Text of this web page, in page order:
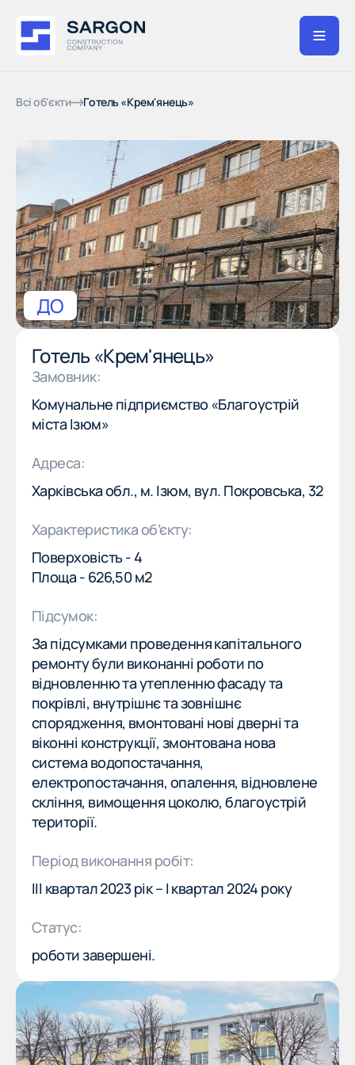
Всі об'єкти Готель «Крем'янець»
ДО
Готель «Крем'янець»
Замовник:
Комунальне підприємство «Благоустрій
міста Ізюм»
Адреса:
Харківська обл., м. Ізюм, вул. Покровська, 32
Характеристика об’єкту:
Поверховість - 4
Площа - 626,50 м2
Підсумок:
За підсумками проведення капітального
ремонту були виконанні роботи по
відновленню та утепленню фасаду та
покрівлі, внутрішнє та зовнішнє
спорядження, вмонтовані нові дверні та
віконні конструкції, змонтована нова
система водопостачання,
електропостачання, опалення, відновлене
скління, вимощення цоколю, благоустрій
території.
Період виконання робіт:
ІІІ квартал 2023 рік – І квартал 2024 року
Статус:
роботи завершені.
(057) 777-77-77
EN
ПРО КОМПАНІЮ
ПРО КОМПАНІЮ
НАША МІСІЯ
ПОСЛУГИ
ПОСЛУГИ
НАШІ ОБʼЄКТИ
НАШІ ОБʼЄКТИ
ВАКАНСІЇ
ВАКАНСІЇ
НОВИНИ
НОВИНИ
Напрямки
Реконструкція будівель
Будівництво зовнішніх інженерних мереж
Будівництво каналізаційних колекторів
Будівництво та монтаж водопроводу
Відновлення зруйнованих будівель